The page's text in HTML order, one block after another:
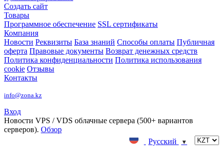
Создать сайт
Товары
Программное обеспечение SSL сертификаты
Компания
Новости Реквизиты База знаний Способы оплаты Публичная
оферта Правовые документы Возврат денежных средств
Политика конфиденциальности Политика использования
cookie Отзывы
Контакты
info@zona.kz
Вход
Новости VPS / VDS облачные сервера (500+ вариантов
серверов). Обзор
Русский
▼